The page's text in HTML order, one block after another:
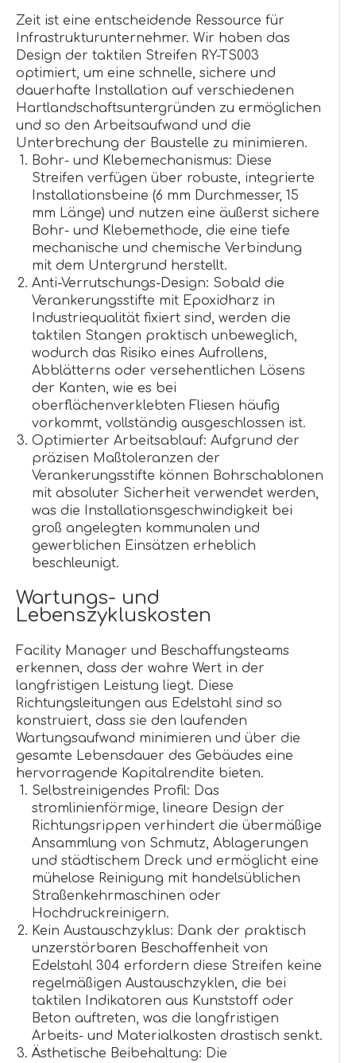
Zeit ist eine entscheidende Ressource für
Infrastrukturunternehmer. Wir haben das
Design der taktilen Streifen RY-TS003
optimiert, um eine schnelle, sichere und
dauerhafte Installation auf verschiedenen
Hartlandschaftsuntergründen zu ermöglichen
und so den Arbeitsaufwand und die
Unterbrechung der Baustelle zu minimieren.
Bohr- und Klebemechanismus: Diese
Streifen verfügen über robuste, integrierte
Installationsbeine (6 mm Durchmesser, 15
mm Länge) und nutzen eine äußerst sichere
Bohr- und Klebemethode, die eine tiefe
mechanische und chemische Verbindung
mit dem Untergrund herstellt.
Anti-Verrutschungs-Design: Sobald die
Verankerungsstifte mit Epoxidharz in
Industriequalität fixiert sind, werden die
taktilen Stangen praktisch unbeweglich,
wodurch das Risiko eines Aufrollens,
Abblätterns oder versehentlichen Lösens
der Kanten, wie es bei
oberflächenverklebten Fliesen häufig
vorkommt, vollständig ausgeschlossen ist.
Optimierter Arbeitsablauf: Aufgrund der
präzisen Maßtoleranzen der
Verankerungsstifte können Bohrschablonen
mit absoluter Sicherheit verwendet werden,
was die Installationsgeschwindigkeit bei
groß angelegten kommunalen und
gewerblichen Einsätzen erheblich
beschleunigt.
Wartungs- und
Lebenszykluskosten
Facility Manager und Beschaffungsteams
erkennen, dass der wahre Wert in der
langfristigen Leistung liegt. Diese
Richtungsleitungen aus Edelstahl sind so
konstruiert, dass sie den laufenden
Wartungsaufwand minimieren und über die
gesamte Lebensdauer des Gebäudes eine
hervorragende Kapitalrendite bieten.
Selbstreinigendes Profil: Das
stromlinienförmige, lineare Design der
Richtungsrippen verhindert die übermäßige
Ansammlung von Schmutz, Ablagerungen
und städtischem Dreck und ermöglicht eine
mühelose Reinigung mit handelsüblichen
Straßenkehrmaschinen oder
Hochdruckreinigern.
Kein Austauschzyklus: Dank der praktisch
unzerstörbaren Beschaffenheit von
Edelstahl 304 erfordern diese Streifen keine
regelmäßigen Austauschzyklen, die bei
taktilen Indikatoren aus Kunststoff oder
Beton auftreten, was die langfristigen
Arbeits- und Materialkosten drastisch senkt.
Ästhetische Beibehaltung: Die